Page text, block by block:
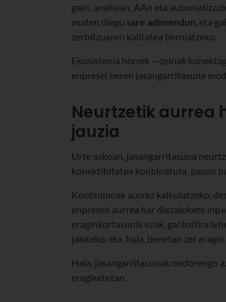
gain, analisian, AAn eta
esaten diegu sare adimendun, eta
zerbitzuaren kalitatea bermatzeko.
Ekosistema horrek —zeinak
enpresei beren jasangarritasuna
Neurtzetik aurrea
jauzia
Urte askoan, jasangarritasuna
konektibitatea konbinatuta, pauso
Kontsumoak aurrez kalkulatzeko,
enpresek aurrea har diezaiokete
eraginkortasunik ezak, gai baitira
jakiteko, eta, hala, benetan zer
Hala, jasangarritasunak ondorengo
eragiketetan.